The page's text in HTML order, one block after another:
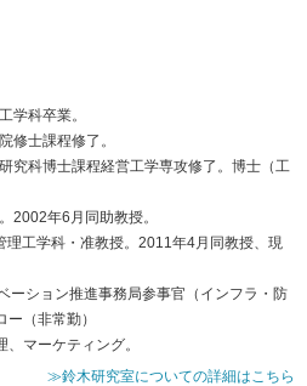
学科卒業。
修士課程修了。
究科博士課程経営工学専攻修了。博士（工
2002年6月同助教授。
工学科・准教授。2011年4月同教授、現
ーション推進事務局参事官（インフラ・防
（非常勤）
マーケティング。
≫鈴木研究室についての詳細はこちら